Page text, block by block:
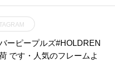
ーピープルズ#HOLDREN
です・人気のフレームよ